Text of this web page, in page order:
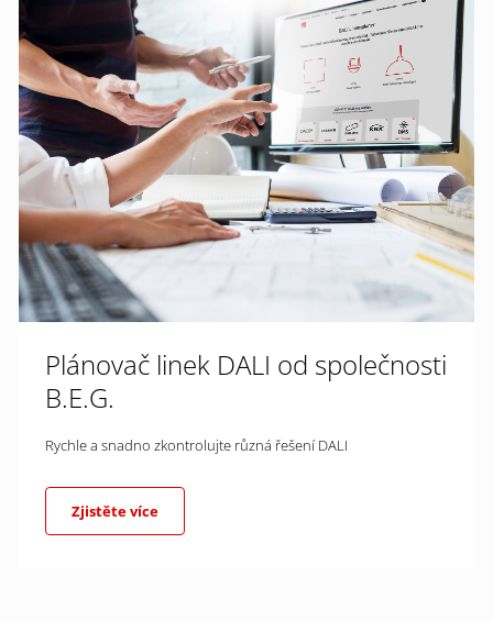
Plánovač linek DALI od společnosti
B.E.G.
Rychle a snadno zkontrolujte různá řešení DALI
Zjistěte více